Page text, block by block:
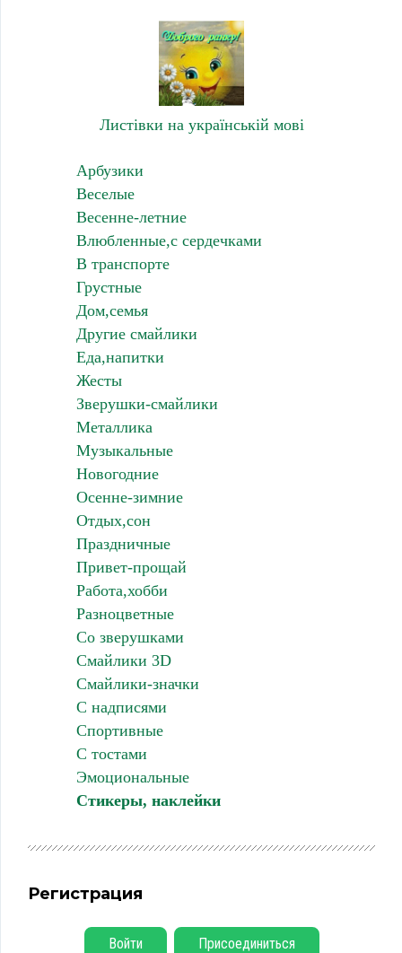
Листівки на українській мові
Арбузики
Веселые
Весенне-летние
Влюбленные,с сердечками
В транспорте
Грустные
Дом,семья
Другие смайлики
Еда,напитки
Жесты
Зверушки-смайлики
Металлика
Музыкальные
Новогодние
Осенне-зимние
Отдых,сон
Праздничные
Привет-прощай
Работа,хобби
Разноцветные
Со зверушками
Смайлики 3D
Смайлики-значки
С надписями
Спортивные
С тостами
Эмоциональные
Стикеры, наклейки
Регистрация
Войти Присоединиться